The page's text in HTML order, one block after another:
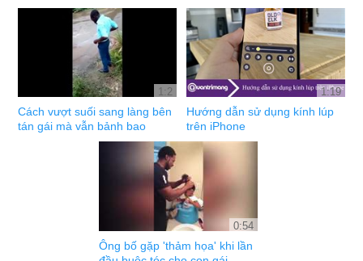
1:2
Cách vượt suối sang làng bên
tán gái mà vẫn bảnh bao
1:19
Hướng dẫn sử dụng kính lúp
trên iPhone
0:54
Ông bố gặp 'thảm họa' khi lần